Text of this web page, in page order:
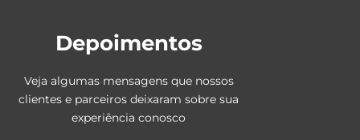
Depoimentos
Veja algumas mensagens que nossos
clientes e parceiros deixaram sobre sua
experiência conosco